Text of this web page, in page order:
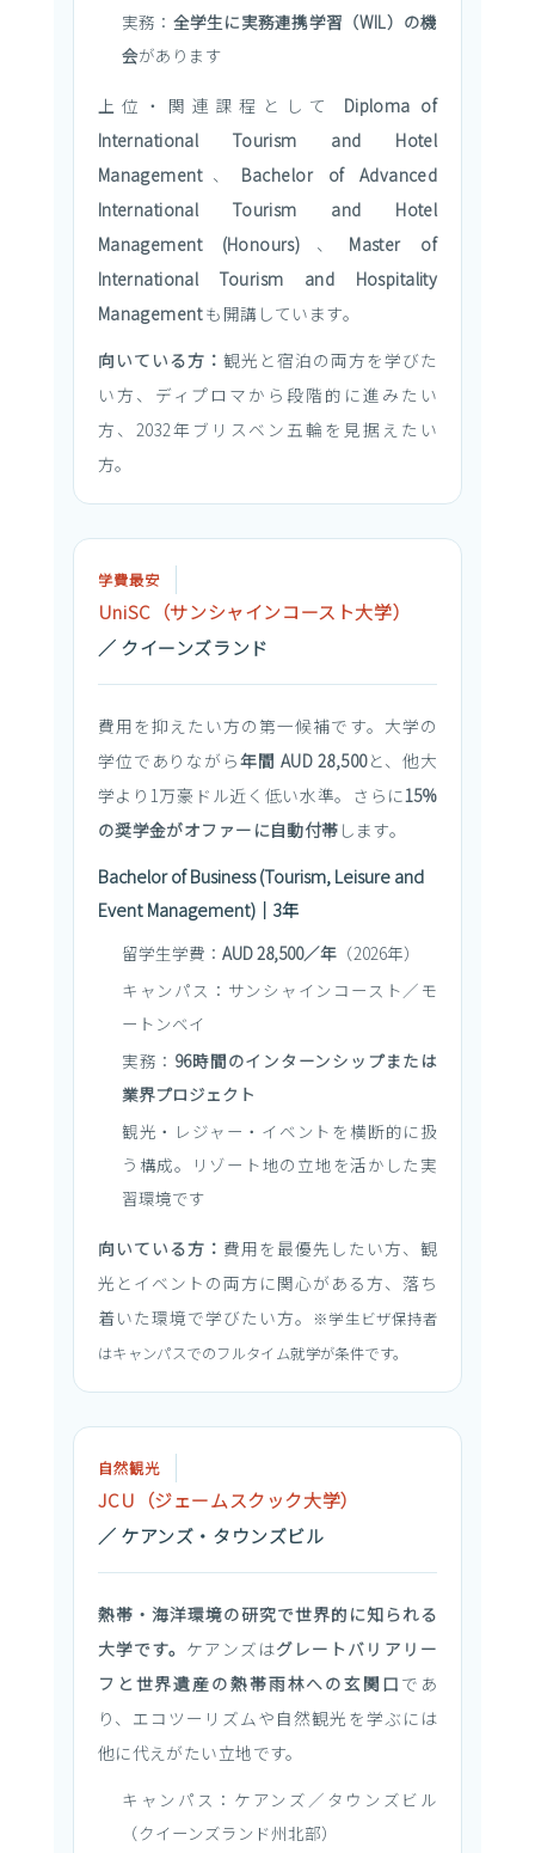
実務： 全学生に実務連携学習（WIL）の機
会があります
上位・関連課程として Diploma of
International Tourism and Hotel
Management、 Bachelor of Advanced
International Tourism and Hotel
Management (Honours) 、 Master of
International Tourism and Hospitality
Managementも開講しています。
向いている方： 観光と宿泊の両方を学びた
い方、ディプロマから段階的に進みたい
方、2032年ブリスベン五輪を見据えたい
方。
学費最安
UniSC（サンシャインコースト大学）
／ クイーンズランド
費用を抑えたい方の第一候補です。大学の
学位でありながら年間 AUD 28,500と、他大
学より1万豪ドル近く低い水準。さらに15%
の奨学金がオファーに自動付帯 します。
Bachelor of Business (Tourism, Leisure and
Event Management)｜3年
留学生学費： AUD 28,500／年（2026年）
キャンパス：サンシャインコースト／モ
ートンベイ
実務： 96時間のインターンシップまたは
業界プロジェクト
観光・レジャー・イベントを横断的に扱
う構成。リゾート地の立地を活かした実
習環境です
向いている方： 費用を最優先したい方、観
光とイベントの両方に関心がある方、落ち
着いた環境で学びたい方。 ※学生ビザ保持者
はキャンパスでのフルタイム就学が条件です。
自然観光
JCU（ジェームスクック大学）
／ ケアンズ・タウンズビル
熱帯・海洋環境の研究で世界的に知られる
大学です。 ケアンズはグレートバリアリー
フと世界遺産の熱帯雨林への玄関口 であ
り、エコツーリズムや自然観光を学ぶには
他に代えがたい立地です。
キャンパス：ケアンズ／タウンズビル
（クイーンズランド州北部）